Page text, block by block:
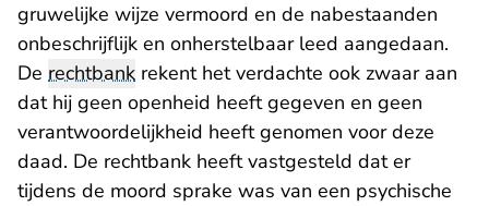
gruwelijke wijze vermoord en de nabestaanden
onbeschrijflijk en onherstelbaar leed aangedaan.
De rechtbank rekent het verdachte ook zwaar aan
dat hij geen openheid heeft gegeven en geen
verantwoordelijkheid heeft genomen voor deze
daad. De rechtbank heeft vastgesteld dat er
tijdens de moord sprake was van een psychische